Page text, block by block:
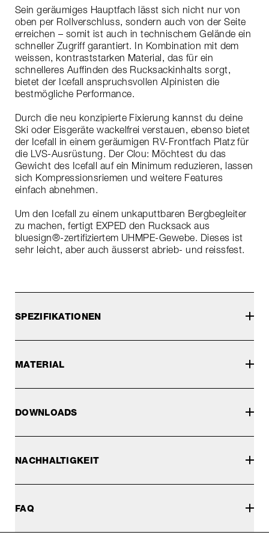
Sein geräumiges Hauptfach lässt sich nicht nur von
oben per Rollverschluss, sondern auch von der Seite
erreichen – somit ist auch in technischem Gelände ein
schneller Zugriff garantiert. In Kombination mit dem
weissen, kontraststarken Material, das für ein
schnelleres Auffinden des Rucksackinhalts sorgt,
bietet der Icefall anspruchsvollen Alpinisten die
bestmögliche Performance.
Durch die neu konzipierte Fixierung kannst du deine
Ski oder Eisgeräte wackelfrei verstauen, ebenso bietet
der Icefall in einem geräumigen RV-Frontfach Platz für
die LVS-Ausrüstung. Der Clou: Möchtest du das
Gewicht des Icefall auf ein Minimum reduzieren, lassen
sich Kompressionsriemen und weitere Features
einfach abnehmen.
Um den Icefall zu einem unkaputtbaren Bergbegleiter
zu machen, fertigt EXPED den Rucksack aus
bluesign®-zertifiziertem UHMPE-Gewebe. Dieses ist
sehr leicht, aber auch äusserst abrieb- und reissfest.
SPEZIFIKATIONEN
MATERIAL
DOWNLOADS
NACHHALTIGKEIT
FAQ